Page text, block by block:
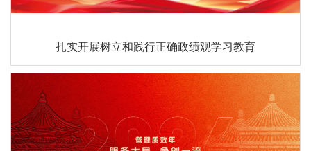
扎实开展树立和践行正确政绩观学习教育